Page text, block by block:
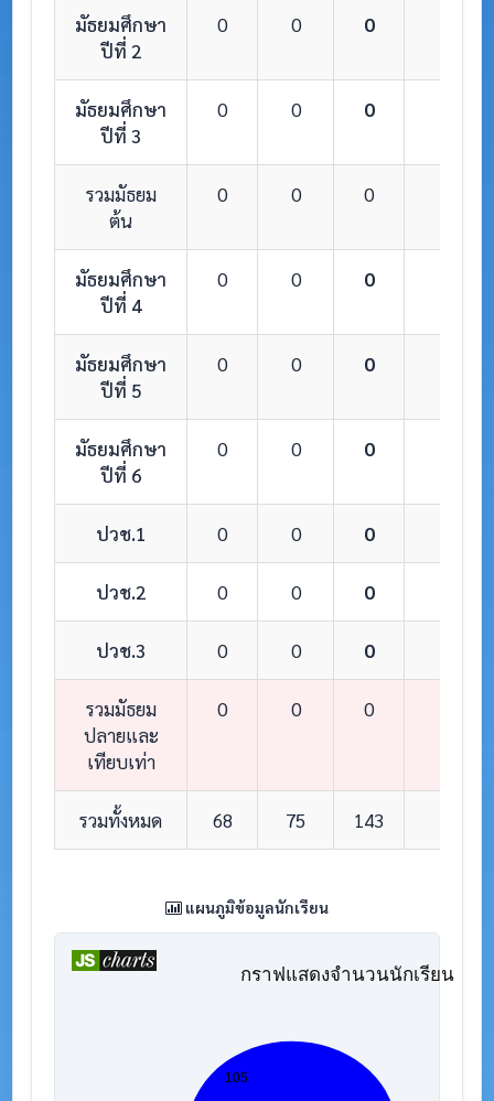
มัธยมศึกษา
ปีที่ 2
0 0 0
มัธยมศึกษา
ปีที่ 3
0 0 0
รวมมัธยม
ต้น
0 0 0
มัธยมศึกษา
ปีที่ 4
0 0 0
มัธยมศึกษา
ปีที่ 5
0 0 0
มัธยมศึกษา
ปีที่ 6
0 0 0
ปวช.1 0 0 0
ปวช.2 0 0 0
ปวช.3 0 0 0
รวมมัธยม
ปลายและ
เทียบเท่า
0 0 0
รวมทั้งหมด 68 75 143
แผนภูมิข้อมูลนักเรียน